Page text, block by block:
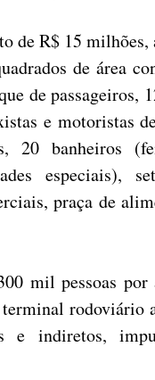
de R$ 15
de área
de passageiros,
e motoristas
20 banheiros
especiais),
praça de
mil pessoas
rodoviário
e indiretos,